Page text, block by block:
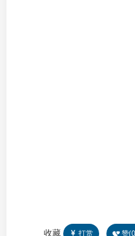
收藏 打赏 赞(0